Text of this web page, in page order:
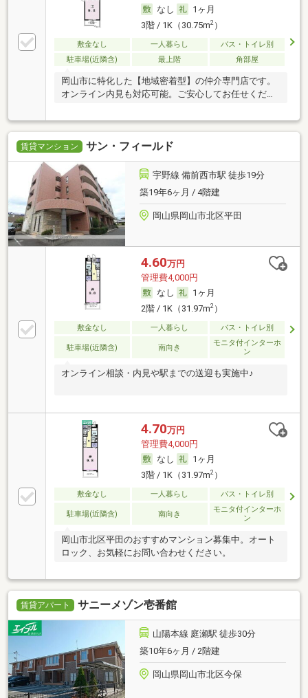
なし
1ヶ月
3階 / 1K（30.75m2）
敷金なし 一人暮らし
バス・トイレ別
駐車場(近隣含)
最上階 角部屋
岡山市に特化した【地域密着型】の仲介専門店です。
オンライン内見も対応可能。ご安心してお任せくださ
賃貸マンション サン・フィールド
宇野線 備前西市駅 徒歩19分
築19年6ヶ月 / 4階建
岡山県岡山市北区平田
4.60万円
管理費4,000円
なし
1ヶ月
2階 / 1K（31.97m2）
敷金なし 一人暮らし バス・トイレ別
駐車場(近隣含) 南向き
モニタ付インターホ
ン
オンライン相談・内見や駅までの送迎も実施中♪
4.70万円
管理費4,000円
なし
1ヶ月
3階 / 1K（31.97m2）
敷金なし 一人暮らし バス・トイレ別
駐車場(近隣含) 南向き
モニタ付インターホ
ン
岡山市北区平田のおすすめマンション募集中。オート
ロック、お気軽にお問い合わせください。
賃貸アパート サニーメゾン壱番館
山陽本線 庭瀬駅 徒歩30分
築10年6ヶ月 / 2階建
岡山県岡山市北区今保